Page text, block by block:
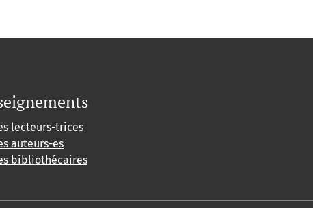
lecteurs-trices
auteurs-es
bibliothécaires